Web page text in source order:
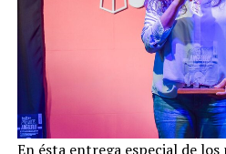
En ésta entrega especial de